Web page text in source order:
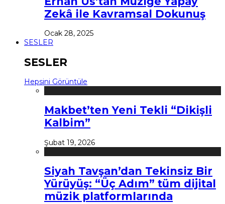
Zekâ ile Kavramsal Dokunuş
Ocak 28, 2025
SESLER
SESLER
Hepsini Görüntüle
Makbet’ten Yeni Tekli “Dikişli
Kalbim”
Şubat 19, 2026
Siyah Tavşan’dan Tekinsiz Bir
Yürüyüş: “Üç Adım” tüm dijital
müzik platformlarında